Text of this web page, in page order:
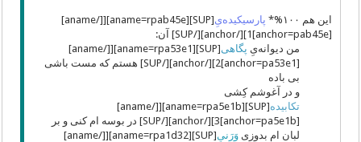
این هم ١٠٠%* پارسیکیده‌یِ
[SUP][aname=rpab45e][[/aname]
[anchor=pab45e]1][/anchor][/SUP] آن:
من دیوانه‌یِ پگاهی
[SUP][aname=rpa53e1][[/aname]
[anchor=pa53e1]2][/anchor][/SUP] هستم که مست باشی
بی باده
و در آغوشم کِشی
تکابیده
[SUP][aname=rpa5e1b][[/aname]
[anchor=pa5e1b]3][/anchor][/SUP] در بوسه ام کنی و بر
لبان ام بدوزیوَرَنیِ
[SUP][aname=rpa1d32][[/aname]